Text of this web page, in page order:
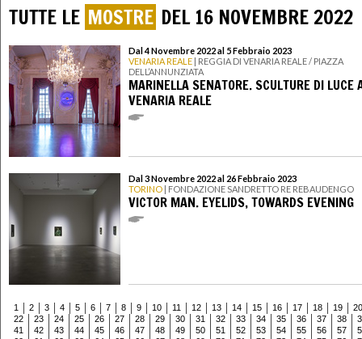
TUTTE LE MOSTRE DEL 16 NOVEMBRE 2022
Dal 4 Novembre 2022 al 5 Febbraio 2023
VENARIA REALE | REGGIA DI VENARIA REALE / PIAZZA
DELL’ANNUNZIATA
MARINELLA SENATORE. SCULTURE DI LUCE
VENARIA REALE
Dal 3 Novembre 2022 al 26 Febbraio 2023
TORINO | FONDAZIONE SANDRETTO RE REBAUDENGO
VICTOR MAN. EYELIDS, TOWARDS EVENING
1 2 3 4 5 6 7 8 9 10 11 12 13 14 15 16 17 18 19
20
22
23 24 25 26 27 28 29 30 31 32 33 34 35 36 37 38
41
42 43 44 45 46 47 48 49 50 51 52 53 54 55 56 57